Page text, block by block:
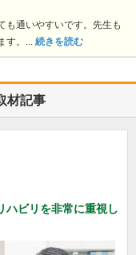
も通いやすいです。先生も
す。... 続きを読む
材記事
ハビリを非常に重視し